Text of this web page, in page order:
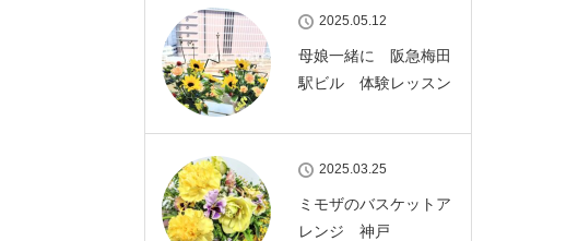
2025.05.12
母娘一緒に 阪急梅田
駅ビル 体験レッスン
2025.03.25
ミモザのバスケットア
レンジ 神戸